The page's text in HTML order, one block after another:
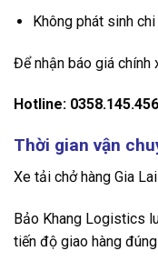
Không phát sinh
Để nhận báo giá chính
Hotline:
Thời gian vận
Xe tải chở hàng Gia
Bảo Khang Logistics
tiến độ giao hàng